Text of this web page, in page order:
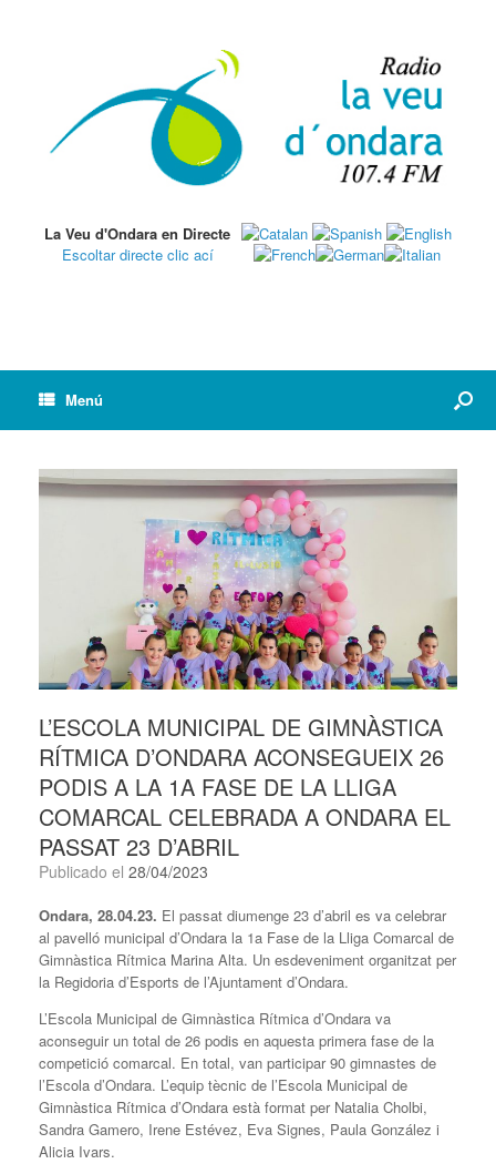
La Veu d'Ondara en Directe
Escoltar directe clic ací
Menú
L’ESCOLA MUNICIPAL DE GIMNÀSTICA
RÍTMICA D’ONDARA ACONSEGUEIX 26
PODIS A LA 1A FASE DE LA LLIGA
COMARCAL CELEBRADA A ONDARA EL
PASSAT 23 D’ABRIL
Publicado el 28/04/2023
Ondara, 28.04.23. El passat diumenge 23 d’abril es va celebrar
al pavelló municipal d’Ondara la 1a Fase de la Lliga Comarcal de
Gimnàstica Rítmica Marina Alta. Un esdeveniment organitzat per
la Regidoria d’Esports de l’Ajuntament d’Ondara.
L’Escola Municipal de Gimnàstica Rítmica d’Ondara va
aconseguir un total de 26 podis en aquesta primera fase de la
competició comarcal. En total, van participar 90 gimnastes de
l’Escola d’Ondara. L’equip tècnic de l’Escola Municipal de
Gimnàstica Rítmica d’Ondara està format per Natalia Cholbi,
Sandra Gamero, Irene Estévez, Eva Signes, Paula González i
Alicia Ivars.